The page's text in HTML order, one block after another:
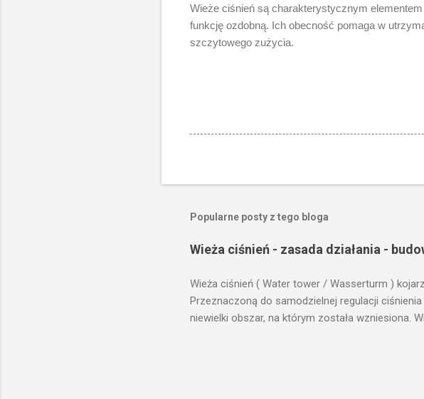
Wieże ciśnień są charakterystycznym
funkcję ozdobną. Ich obecność pomaga w
szczytowego zużycia.
Popularne posty z tego bloga
Wieża ciśnień - zasada działania -
Wieża ciśnień ( Water tower / Wasserturm )
Przeznaczoną do samodzielnej regulacji
niewielki obszar, na którym została wzniesiona.
zaplanowanej dla sektorów przemysłowych,